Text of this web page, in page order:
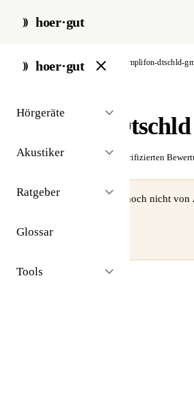
hoer·gut
hoer·gut
Hörgeräte
Akustiker
Ratgeber
Glossar
Tools
start / akustiker / berlin amplifon-dtschld-
Amplifon
☆☆☆☆☆ Noch keine verifizierten
⚠ Dieses Profil wurde noch nicht von
Profil beanspruchen →